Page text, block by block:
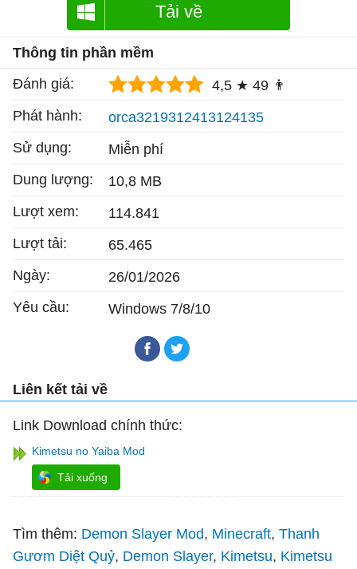
Tải về
Thông tin phần mềm
Đánh giá:
4,5 ★ 49 👨
Phát hành:
orca3219312413124135
Sử dụng:
Miễn phí
Dung lượng:
10,8 MB
Lượt xem:
114.841
Lượt tải:
65.465
Ngày:
26/01/2026
Yêu cầu:
Windows 7/8/10
Liên kết tải về
Link Download chính thức:
Kimetsu no Yaiba Mod
Tải xuống
Tìm thêm: Demon Slayer Mod Minecraft Thanh
Gươm Diệt Quỷ Demon Slayer Kimetsu Kimetsu